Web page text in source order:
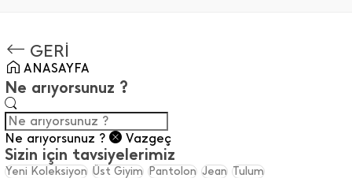
GERİ
ANASAYFA
Ne arıyorsunuz ?
Ne arıyorsunuz ? Vazgeç
Sizin için tavsiyelerimiz
Yeni Koleksiyon Üst Giyim Pantolon Jean Tulum